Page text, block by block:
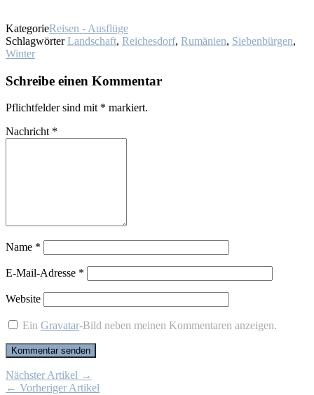
KategorieReisen - Ausflüge
Schlagwörter Landschaft, Reichesdorf, Rumänien, Siebenbürgen,
Winter
Schreibe einen Kommentar
Pflichtfelder sind mit * markiert.
Nachricht *
Name *
E-Mail-Adresse *
Website
EinGravatar-Bild neben meinen Kommentaren anzeigen.
Nächster Artikel →
← Vorheriger Artikel